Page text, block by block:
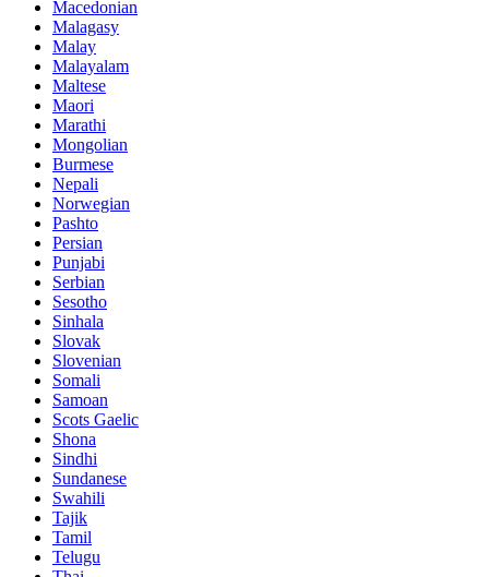
Macedonian
Malagasy
Malay
Malayalam
Maltese
Maori
Marathi
Mongolian
Burmese
Nepali
Norwegian
Pashto
Persian
Punjabi
Serbian
Sesotho
Sinhala
Slovak
Slovenian
Somali
Samoan
Scots Gaelic
Shona
Sindhi
Sundanese
Swahili
Tajik
Tamil
Telugu